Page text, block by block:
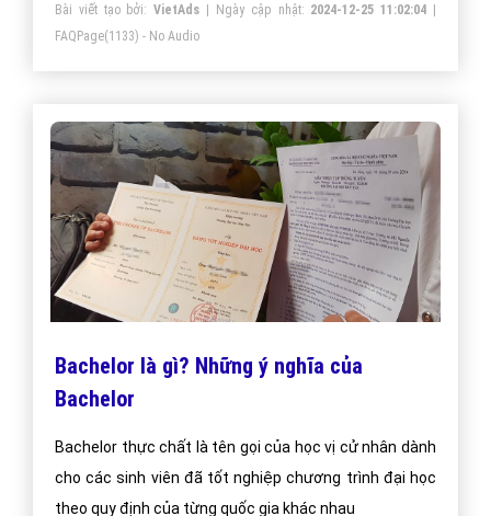
Bài viết tạo bởi:VietAds | Ngày cập nhật: 2024-12-25 11:02:04 |
FAQPage(1133) - No Audio
Bachelor là gì? Những ý nghĩa của
Bachelor
Bachelor thực chất là tên gọi của học vị cử nhân dành
cho các sinh viên đã tốt nghiệp chương trình đại học
theo quy định của từng quốc gia khác nhau